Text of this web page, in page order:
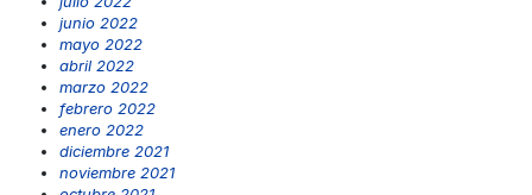
junio 2022
mayo 2022
abril 2022
marzo 2022
febrero 2022
enero 2022
diciembre 2021
noviembre 2021